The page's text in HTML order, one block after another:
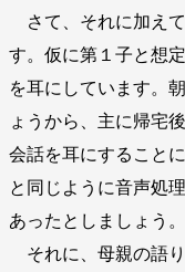
さて、それに加え
す。仮に第１子と想
を耳にしています。
ょうから、主に帰宅
会話を耳にすること
と同じように音声処
あったとしましょう。
それに、母親の語り